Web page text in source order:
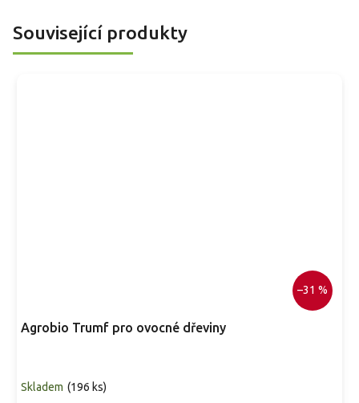
Související produkty
–31 %
Agrobio Trumf pro ovocné dřeviny
Skladem (196 ks)